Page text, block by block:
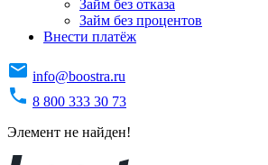
Займ без отказа
Займ без процентов
Внести платёж
info@boostra.ru
8 800 333 30 73
Элемент не найден!